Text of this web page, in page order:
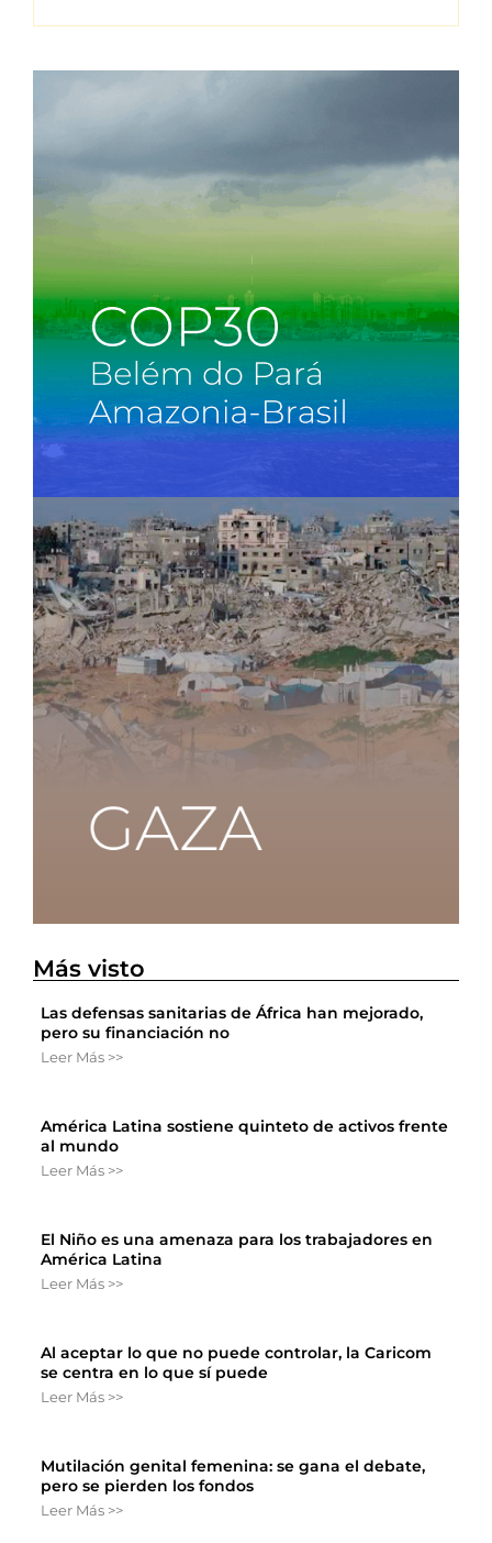
Más visto
Las defensas sanitarias de África han mejorado,
pero su financiación no
Leer Más >>
América Latina sostiene quinteto de activos frente
al mundo
Leer Más >>
El Niño es una amenaza para los trabajadores en
América Latina
Leer Más >>
Al aceptar lo que no puede controlar, la Caricom
se centra en lo que sí puede
Leer Más >>
Mutilación genital femenina: se gana el debate,
pero se pierden los fondos
Leer Más >>